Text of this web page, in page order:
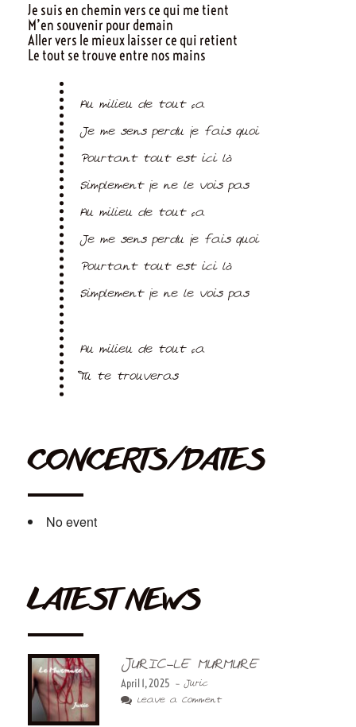
Je suis en chemin vers ce qui me tient
M’en souvenir pour demain
Aller vers le mieux laisser ce qui retient
Le tout se trouve entre nos mains
Au milieu de tout ça
Je me sens perdu je fais quoi
Pourtant tout est ici là
Simplement je ne le vois pas
Au milieu de tout ça
Je me sens perdu je fais quoi
Pourtant tout est ici là
Simplement je ne le vois pas
Au milieu de tout ça
Tu te trouveras
CONCERTS/DATES
No event
LATEST NEWS
JURIC-LE MURMURE
April 1, 2025 - Juric
Leave a Comment